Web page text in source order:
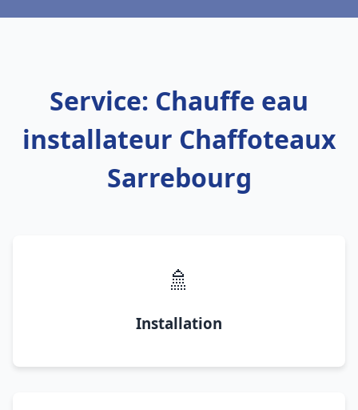
Service: Chauffe eau
installateur Chaffoteaux
Sarrebourg
🚿
Installation